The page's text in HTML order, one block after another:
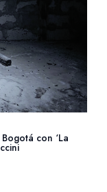
con ‘La